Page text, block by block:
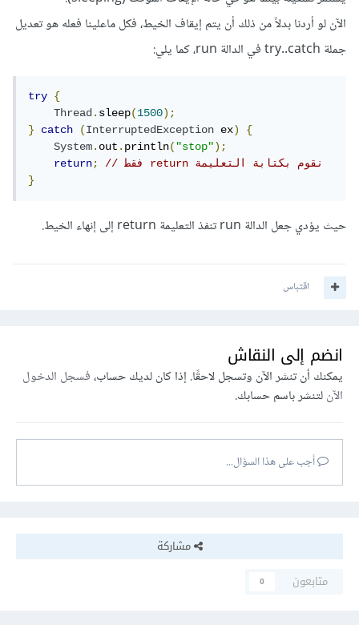
الآن لو أردنا بدلاً من ذلك أن يتم إيقاف الخيط، فكل ماعلينا فعله هو تعديل
جملة try..catch في الدالة run، كما يلي:
try
{
Thread.sleep(1500);
}
catch (InterruptedException ex)
{
System.out.println("stop");
return;
}
حيث يؤدي جعل الدالة run تنفذ التعليمة return إلى إنهاء الخيط.
اقتباس
انضم إلى النقاش
يمكنك أن تنشر الآن وتسجل لاحقًا. إذا كان لديك حساب،فسجل الدخول
الآنلتنشر باسم حسابك.
أجب على هذا السؤال...
مشاركة
متابعون
0